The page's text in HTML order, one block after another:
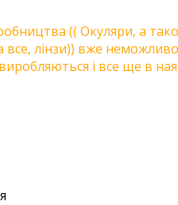
(( Окуляри, а
лінзи)) вже неможливо
і все ще в